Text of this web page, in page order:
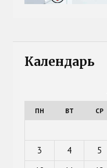
Календарь
ПН ВТ СР
3
4 5